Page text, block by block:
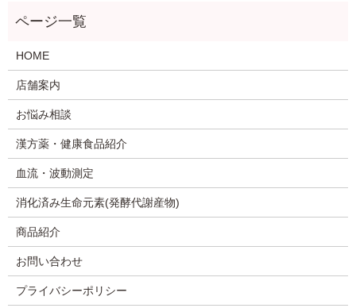
HOME
店舗案内
お悩み相談
漢方薬・健康食品紹介
血流・波動測定
消化済み生命元素(発酵代謝産物)
商品紹介
お問い合わせ
プライバシーポリシー